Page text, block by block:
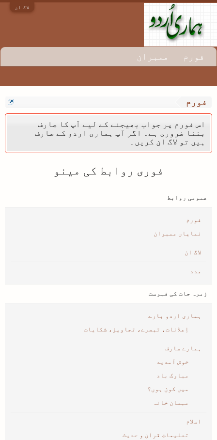
لاگ ان
فورم
اس فورم پر جواب بھیجنے کے لیے آپ کا صارف
بننا ضروری ہے۔ اگر آپ ہماری اردو کے صارف
ہیں تو لاگ ان کریں۔
فوری روابط کی مینو
عمومی روابط
فورم
نمایاں ممبران
لاگ ان
مدد
زمرہ جات کی فہرست
ہماری اردو بارے
اِعلانات، تبصرے، تجاویز، شکایات
ہمارے صارف
خوش آمدید
مبارک باد
میں کون ہوں؟
مہمان خانہ
اسلام
تعلیماتِ قرآن و حدیث
فورم ممبران